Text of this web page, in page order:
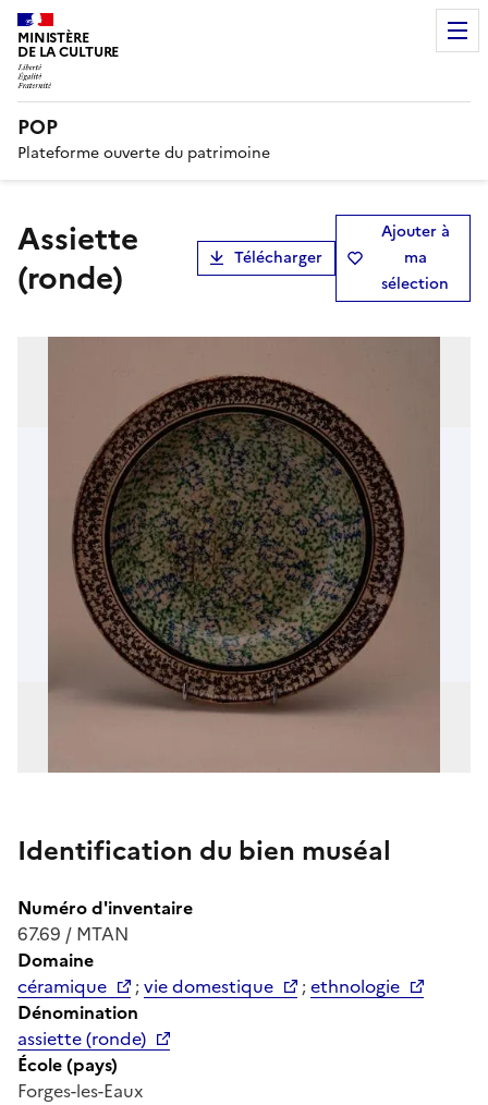
MINISTÈRE
DE LA CULTURE
POP
Plateforme ouverte du patrimoine
assiette
(ronde)
Télécharger
Ajouter à
ma
sélection
Identification du bien muséal
Numéro d'inventaire
67.69 / MTAN
Domaine
céramique
;vie domestique ;ethnologie
Dénomination
assiette (ronde)
École (pays)
Forges-les-Eaux